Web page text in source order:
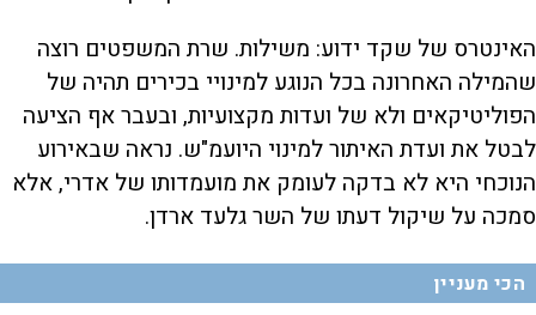
האינטרס של שקד ידוע: משילות. שרת המשפטים רוצה
שהמילה האחרונה בכל הנוגע למינויי בכירים תהיה של
הפוליטיקאים ולא של ועדות מקצועיות, ובעבר אף הציעה
לבטל את ועדת האיתור למינוי היועמ"ש. נראה שבאירוע
הנוכחי היא לא בדקה לעומק את מועמדותו של אדרי, אלא
סמכה על שיקול דעתו של השר גלעד ארדן.
הכי מעניין